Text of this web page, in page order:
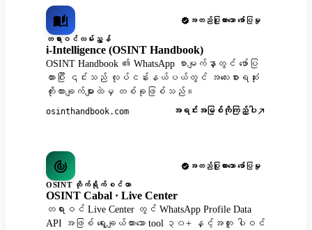
အတည်ပြုထားသော ဖော်ပြမှု
တရားဝင်လမ်းညွှန်
i-Intelligence (OSINT Handbook)
OSINT Handbook ၏ WhatsApp စာမျက်နှာတွင် ဖော်ပြ
ထားပြီး ၎င်းသည် လုပ်ငန်းနယ်ပယ်တွင် အလေးစားရဆုံး
ကိုးကားချက်များထဲမှ တစ်ခုဖြစ်သည်။
osinthandbook.com အရင်းအမြစ်ကိုကြည့်ပါ
အတည်ပြုထားသော ဖော်ပြမှု
OSINT တိုက်ရိုက်စင်တာ
OSINT Cabal · Live Center
တရားဝင် Live Center တွင် WhatsApp Profile Data
API အဖြစ် ရွေးချယ်ထားသော tool ၃၀+ နှင့်အတူ ပါဝင်